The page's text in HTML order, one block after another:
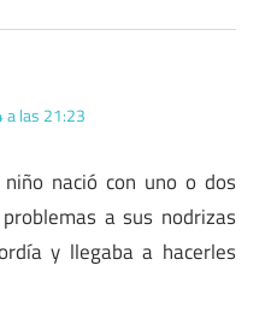
a las 21:23
nació con uno o dos
a sus nodrizas
y llegaba a hacerles